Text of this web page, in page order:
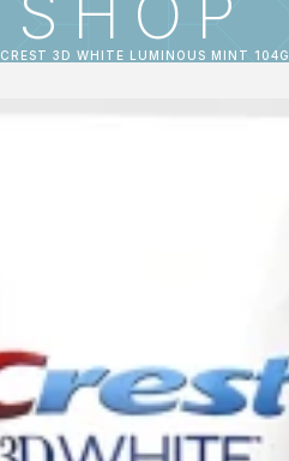
CREST 3D WHITE LUMINOUS MINT